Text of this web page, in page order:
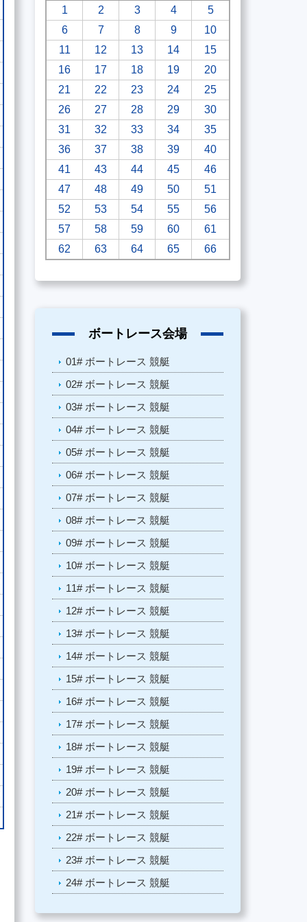
1 2 3 4
5
6
7 8 9
10
11
12 13 14
15
16
17 18 19
20
21
22 23 24
25
26
27 28 29
30
31
32 33 34
35
36
37 38 39
40
41
43 44 45
46
47
48 49 50
51
52
53 54 55
56
57
58 59 60
61
62
63 64 65 66
ボートレース会場
01# ボートレース 競艇
02# ボートレース 競艇
03# ボートレース 競艇
04# ボートレース 競艇
05# ボートレース 競艇
06# ボートレース 競艇
07# ボートレース 競艇
08# ボートレース 競艇
09# ボートレース 競艇
10# ボートレース 競艇
11# ボートレース 競艇
12# ボートレース 競艇
13# ボートレース 競艇
14# ボートレース 競艇
15# ボートレース 競艇
16# ボートレース 競艇
17# ボートレース 競艇
18# ボートレース 競艇
19# ボートレース 競艇
20# ボートレース 競艇
21# ボートレース 競艇
22# ボートレース 競艇
23# ボートレース 競艇
24# ボートレース 競艇